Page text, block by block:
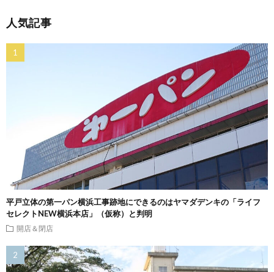
人気記事
平戸立体の第一パン横浜工事跡地にできるのはヤマダデンキの「ライフ
セレクトNEW横浜本店」（仮称）と判明
開店＆閉店